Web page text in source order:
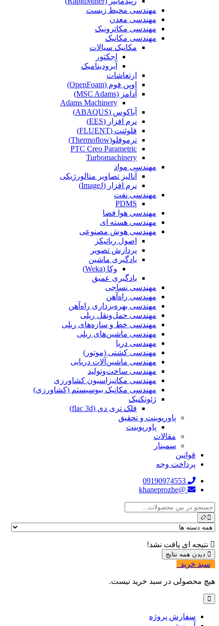
مهندسی محیط زیست
مهندسی معدن
مهندسی مکاترونیک
مهندسی مکانیک
مکانیک سیالات
اجکتور
آیرودینامیک
ارتعاشات
اوپن فوم (OpenFoam)
آدامز (MSC Adams)
Adams Machinery
آباکوس (ABAQUS)
نرم افزار (EES)
فلوئنت (FLUENT)
ترموفلو(Thermoflow)
PTC Creo Parametric
Turbomachinery
مهندسی مواد
آنالیز تصاویر متالورژیکی
نرم افزار (ImageJ)
مهندسی نفت
PDMS
مهندسی هوا فضا
مهندسی هسته ای
مهندسی هوش مصنوعی
اصول رباتیکز
پردازش تصویر
یادگیری ماشین
وکا (Weka)
یادگیری عمیق
مهندسی نساجی
مهندسی راه‌آهن
مهندسی بهره‌برداری راه‌آهن
مهندسی حمل‌ونقل ریلی
مهندسی خط و سازه‌های ریلی
مهندسی ماشین‌های ریلی
مهندسی دریا
مهندسی کشتی (موتور)
مهندسی ماشین‌آلات دریایی
مهندسی ساخت‌وتولید
مهندسی مکانیزاسیون کشاورزی
مهندسی مکانیک بیوسیستم (کشاورزی)
ژئوتکنیک
فلک تری دی (flac 3d)
پاورپوینت و تحقیق
پاورپوینت
مقالات
سمینار
قوانین
پرداخت وجه
09190974553
@khaneprozhe
نتیجه ای یافت نشد!
سبد خرید
هیچ محصولی در سبد خرید نیست.
سفارش پروژه